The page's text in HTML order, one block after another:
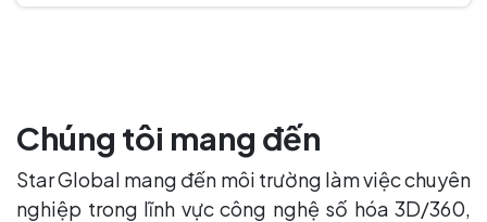
Chúng tôi mang đến
Star Global mang đến môi trường làm việc chuyên
nghiệp trong lĩnh vực công nghệ số hóa 3D/360,